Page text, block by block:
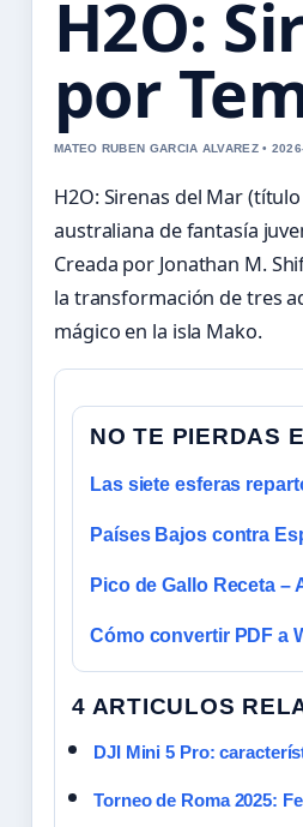
H2O:
por
MATEO RUBEN GARCIA ALVAREZ •
H2O: Sirenas del Mar
australiana de fantasía
Creada por Jonathan M.
la transformación de tres
mágico en la isla Mako.
NO TE PIERDAS
Las siete esferas
Países Bajos contra
Pico de Gallo Receta –
Cómo convertir PDF a
4 ARTICULOS
DJI Mini 5 Pro:
Torneo de Roma 2025: